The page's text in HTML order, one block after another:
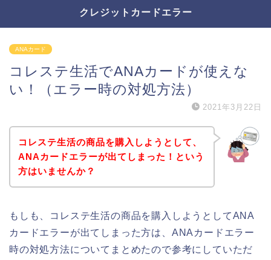
クレジットカードエラー
ANAカード
コレステ生活でANAカードが使えな
い！（エラー時の対処方法）
2021年3月22日
コレステ生活の商品を購入しようとして、
ANAカードエラーが出てしまった！という
方はいませんか？
もしも、コレステ生活の商品を購入しようとしてANA
カードエラーが出てしまった方は、ANAカードエラー
時の対処方法についてまとめたので参考にしていただ